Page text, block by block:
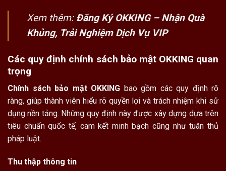
Xem thêm: Đăng Ký OKKING – Nhận Quà
Khủng, Trải Nghiệm Dịch Vụ VIP
Các quy định chính sách bảo mật OKKING quan
trọng
Chính sách bảo mật OKKING bao gồm các quy định rõ
ràng, giúp thành viên hiểu rõ quyền lợi và trách nhiệm khi sử
dụng nền tảng. Những quy định này được xây dựng dựa trên
tiêu chuẩn quốc tế, cam kết minh bạch cũng như tuân thủ
pháp luật.
Thu thập thông tin